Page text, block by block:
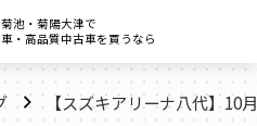
池・菊陽大津で
・高品質中古車を買うなら
【スズキアリーナ八代】